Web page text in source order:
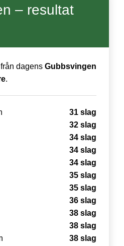
– resultat
dagens Gubbsvingen
.
31 slag
32 slag
34 slag
34 slag
34 slag
35 slag
35 slag
36 slag
38 slag
38 slag
38 slag